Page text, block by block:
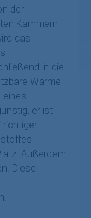
der
Kammern
das
in die
Wärme
eines
er ist
richtiger
Außerdem
Diese